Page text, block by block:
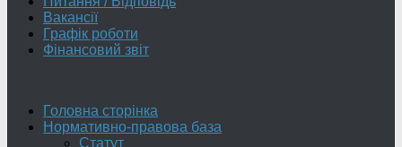
Вакансії
Графік роботи
Фінансовий звіт
Головна сторінка
Нормативно-правова база
Статут